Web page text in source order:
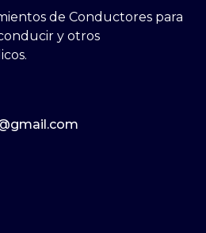
de Conductores para
y otros